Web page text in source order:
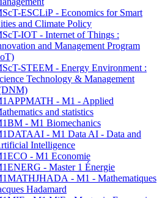
ESCLiP - Economics for Smart
and Climate Policy
IOT - Internet of Things :
and Management Program
STEEM - Energy Environment :
Technology & Management
- M1 - Applied
and statistics
- M1 Biomechanics
- M1 Data AI - Data and
Intelligence
- M1 Economie
- Master 1 Énergie
- M1 - Mathematiques
Hadamard